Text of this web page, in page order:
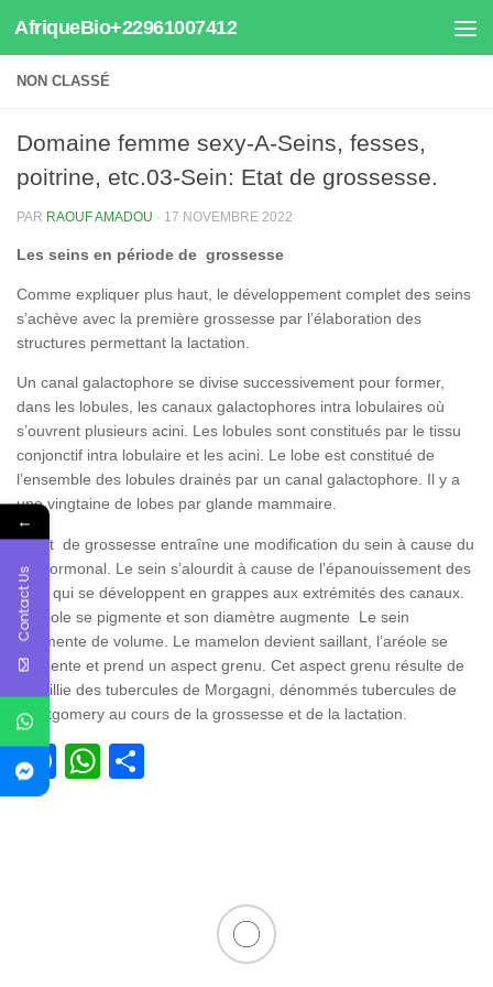
Au dessous du contenu
AfriqueBio+22961007412
NON CLASSÉ
Domaine femme sexy-A-Seins, fesses,
poitrine, etc.03-Sein: Etat de grossesse.
PAR RAOUF AMADOU · 17 NOVEMBRE 2022
Les seins en période de grossesse
Comme expliquer plus haut, le développement complet des seins
s’achève avec la première grossesse par l’élaboration des
structures permettant la lactation.
Un canal galactophore se divise successivement pour former,
dans les lobules, les canaux galactophores intra lobulaires où
s’ouvrent plusieurs acini. Les lobules sont constitués par le tissu
conjonctif intra lobulaire et les acini. Le lobe est constitué de
l’ensemble des lobules drainés par un canal galactophore. Il y a
une vingtaine de lobes par glande mammaire.
L’état de grossesse entraîne une modification du sein à cause du
pic hormonal. Le sein s’alourdit à cause de l’épanouissement des
acini qui se développent en grappes aux extrémités des canaux.
L’aréole se pigmente et son diamètre augmente Le sein
augmente de volume. Le mamelon devient saillant, l’aréole se
pigmente et prend un aspect grenu. Cet aspect grenu résulte de
la saillie des tubercules de Morgagni, dénommés tubercules de
Montgomery au cours de la grossesse et de la lactation.
Facebook
WhatsApp
←
Contact Us